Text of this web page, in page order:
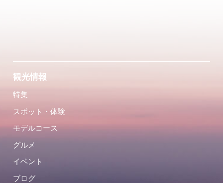
観光情報
特集
スポット・体験
モデルコース
グルメ
イベント
ブログ